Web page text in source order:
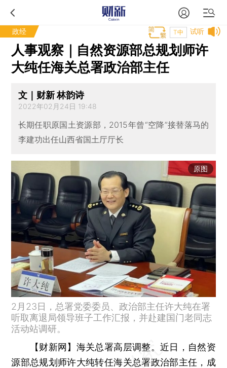
政经 试听
T中
人事观察｜自然资源部总规划师许
大纯任海关总署政治部主任
文｜财新 林韵诗
2022年02月24日 19:48
长期任职原国土资源部，2015年曾“空降”接替落马的
李建功出任山西省国土厅厅长
原图
2月23日，总署党委委员、政治部主任许大纯在署
听取离退局领导班子工作汇报，并赴建国门老同志
活动站调研。
【财新网】 海关总署高层调整。近日，自然资
源部总规划师许大纯转任海关总署政治部主任，成